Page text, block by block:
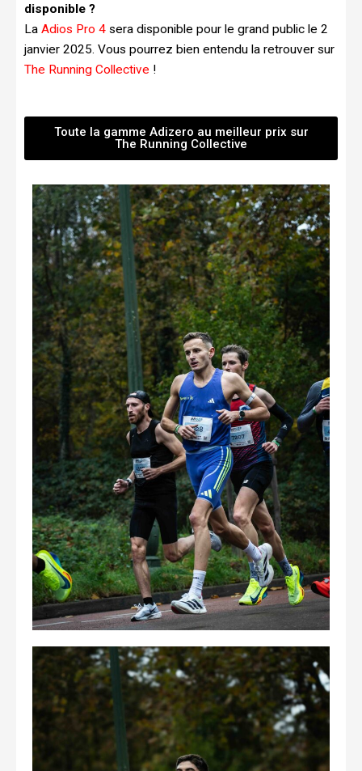
disponible ?
La Adios Pro 4 sera disponible pour le grand public le 2
janvier 2025. Vous pourrez bien entendu la retrouver sur
The Running Collective !
Toute la gamme Adizero au meilleur prix sur
The Running Collective